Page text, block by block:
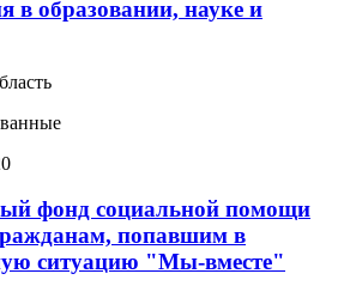
в образовании, науке и
фонд социальной помощи
попавшим в
ситуацию "Мы-вместе"